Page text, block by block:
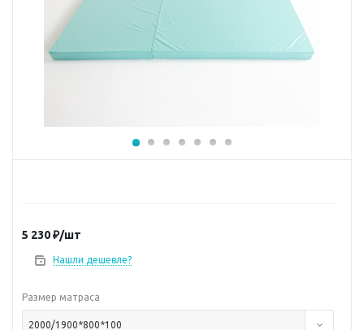
5 230₽/шт
Нашли дешевле?
Размер матраса
2000/1900*800*100